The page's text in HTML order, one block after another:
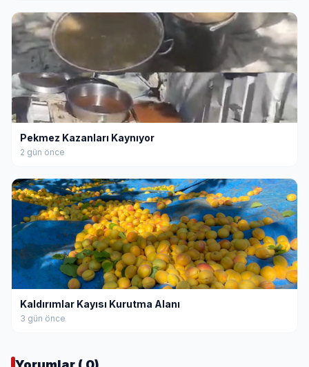
Pekmez Kazanları Kaynıyor
2 gün önce
Kaldırımlar Kayısı Kurutma Alanı
3 gün önce